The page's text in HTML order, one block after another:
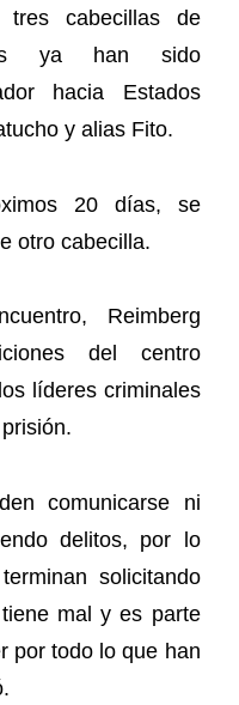
cabecillas de
ya han sido
hacia Estados
y alias Fito.
20 días, se
otro cabecilla.
Reimberg
del centro
líderes criminales
comunicarse ni
delitos, por lo
solicitando
mal y es parte
por todo lo que han